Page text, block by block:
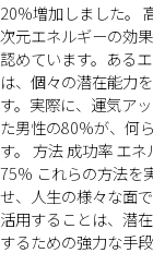
20%増加しました。
次元エネルギーの効
認めています。ある
は、個々の潜在能力
す。実際に、運気ア
た男性の80%が、何
す。 方法 成功率 エ
75% これらの方法を
せ、人生の様々な面
活用することは、潜
するための強力な手